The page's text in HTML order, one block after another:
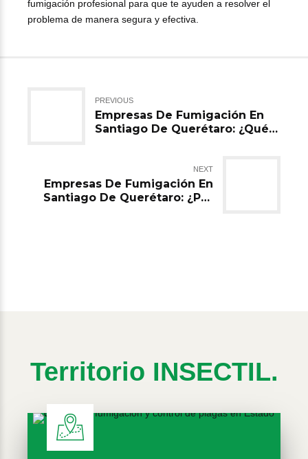
fumigación profesional para que te ayuden a resolver el
problema de manera segura y efectiva.
PREVIOUS
Empresas De Fumigación En
Santiago De Querétaro: ¿Qué
NEXT
Empresas De Fumigación En
Santiago De Querétaro: ¿Por
Territorio INSECTIL.